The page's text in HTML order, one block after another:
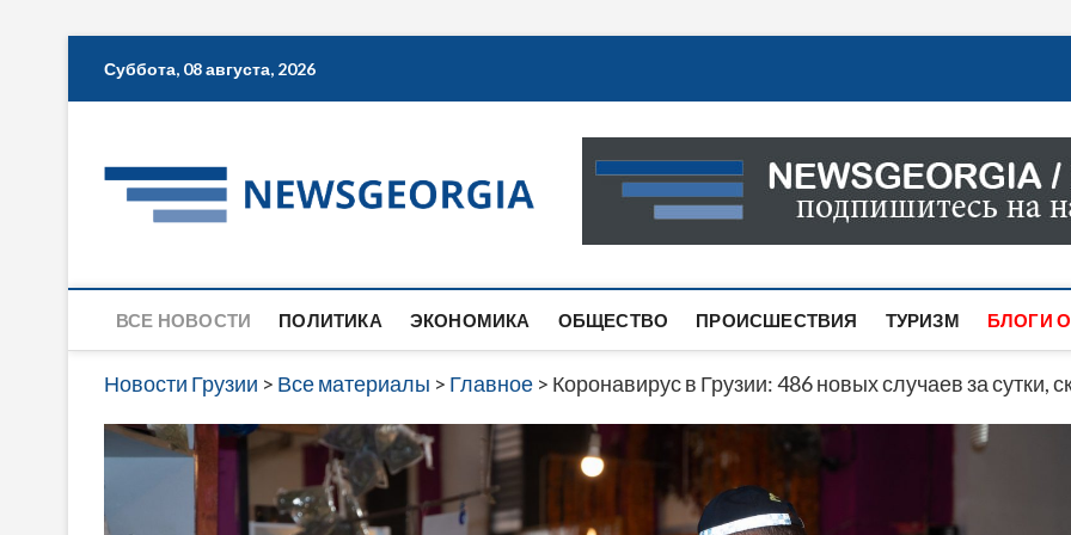
Суббота, 08 августа, 2026
Новости Грузии
САМАЯ АКТУАЛЬНАЯ ИНФОРМАЦИЯ О СОБЫТИЯХ
САЙТЕ ВЫ НАЙДЕТЕ НОВОСТИ ПОЛИТИКИ,
ВСЕ НОВОСТИ ПОЛИТИКА ЭКОНОМИКА ОБЩЕСТВО ПРОИСШЕСТВИЯ ТУРИЗМ БЛОГИ
Новости Грузии > Все материалы > Главное > Коронавирус в Грузии: 486 новых случаев за сутки,